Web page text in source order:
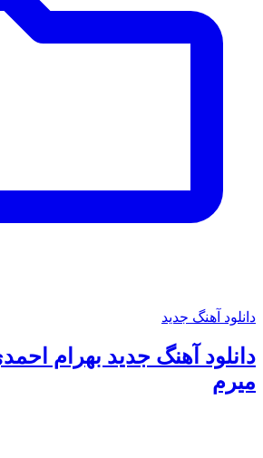
دانلود آهنگ جدید
دانلود آهنگ جدید بهرام
میرم